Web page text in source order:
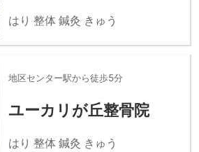
はり 整体 鍼灸 きゅう
地区センター駅から徒歩5分
ユーカリが丘整骨院
はり 整体 鍼灸 きゅう